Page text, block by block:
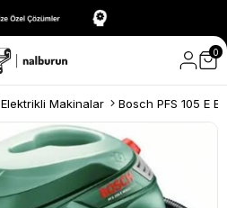
0
Elektrikli Makinalar